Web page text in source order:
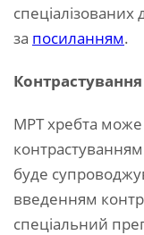
за посиланням.
Контрастування
МРТ хребта
буде
введенням
спеціальний